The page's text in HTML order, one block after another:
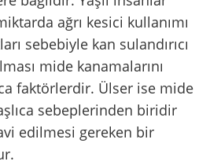
ağrı kesici kullanımı
sebebiyle kan sulandırıcı
mide kanamalarını
faktörlerdir. Ülser ise mide
sebeplerinden biridir
edilmesi gereken bir